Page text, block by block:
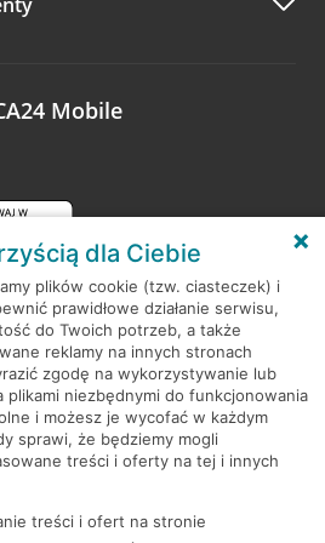
się z nami opinią o wizycie.
Mobile
dla Ciebie
plików cookie (tzw. ciasteczek) i
prawidłowe działanie serwisu,
do Twoich potrzeb, a także
reklamy na innych stronach
zgodę na wykorzystywanie lub
plikami niezbędnymi do funkcjonowania
i możesz je wycofać w każdym
sprawi, że będziemy mogli
treści i oferty na tej i innych
treści i ofert na stronie